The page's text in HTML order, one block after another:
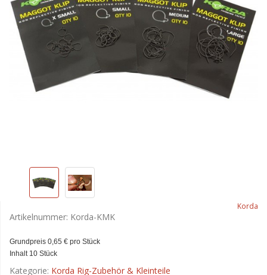
Korda
Artikelnummer: Korda-KMK
Grundpreis 0,65 € pro Stück
Inhalt 10 Stück
Kategorie: Korda Rig-Zubehör & Kleinteile